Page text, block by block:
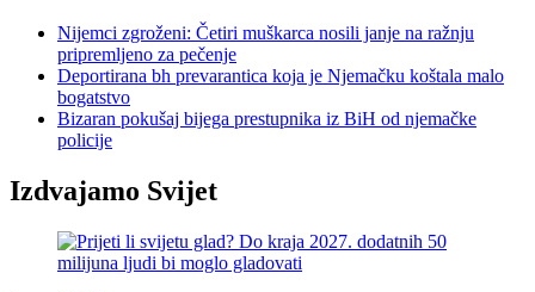
Nijemci zgroženi: Četiri muškarca nosili janje na ražnju
pripremljeno za pečenje
Deportirana bh prevarantica koja je Njemačku koštala malo
bogatstvo
Bizaran pokušaj bijega prestupnika iz BiH od njemačke
policije
Izdvajamo Svijet